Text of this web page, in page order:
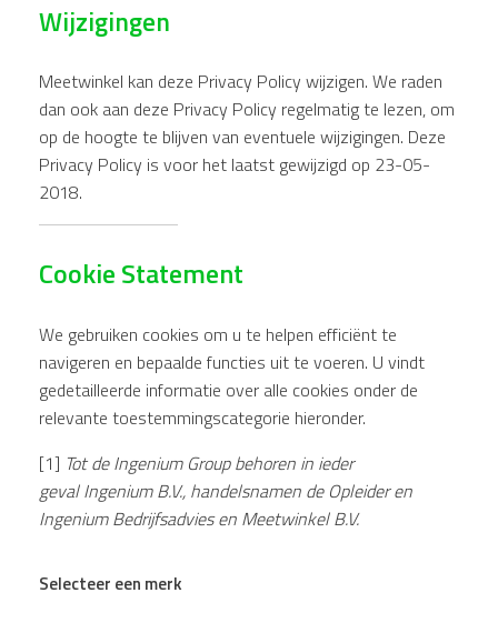
Wijzigingen
Meetwinkel kan deze Privacy Policy wijzigen. We raden
dan ook aan deze Privacy Policy regelmatig te lezen, om
op de hoogte te blijven van eventuele wijzigingen. Deze
Privacy Policy is voor het laatst gewijzigd op 23-05-
2018.
Cookie Statement
We gebruiken cookies om u te helpen efficiënt te
navigeren en bepaalde functies uit te voeren. U vindt
gedetailleerde informatie over alle cookies onder de
relevante toestemmingscategorie hieronder.
[1] Tot de Ingenium Group behoren in ieder
geval Ingenium B.V., handelsnamen de Opleider en
Ingenium Bedrijfsadvies en Meetwinkel B.V.
Selecteer een merk